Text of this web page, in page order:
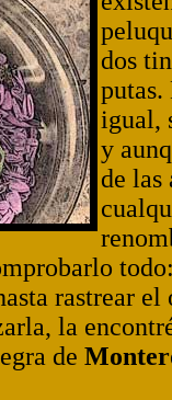
dos
putas.
igual,
y
de las
rastrear el
la
de